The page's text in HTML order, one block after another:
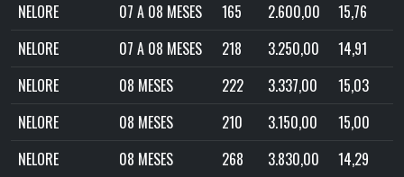
NELORE
07 A 08 MESES 165 2.600,00
15,76
NELORE
07 A 08 MESES 218 3.250,00
14,91
NELORE
08 MESES 222 3.337,00
15,03
NELORE
08 MESES 210 3.150,00
15,00
NELORE
08 MESES 268 3.830,00 14,29